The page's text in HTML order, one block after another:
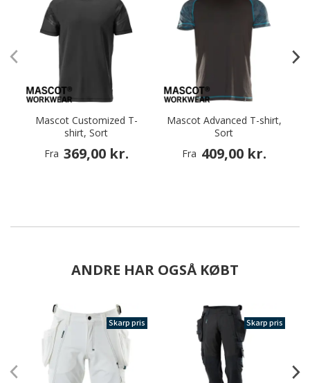
Mascot Customized T-
shirt, Sort
Fra 369,00 kr.
Mascot Advanced T-shirt,
Sort
Fra 409,00 kr.
ANDRE HAR OGSÅ KØBT
Skarp pris Skarp pris